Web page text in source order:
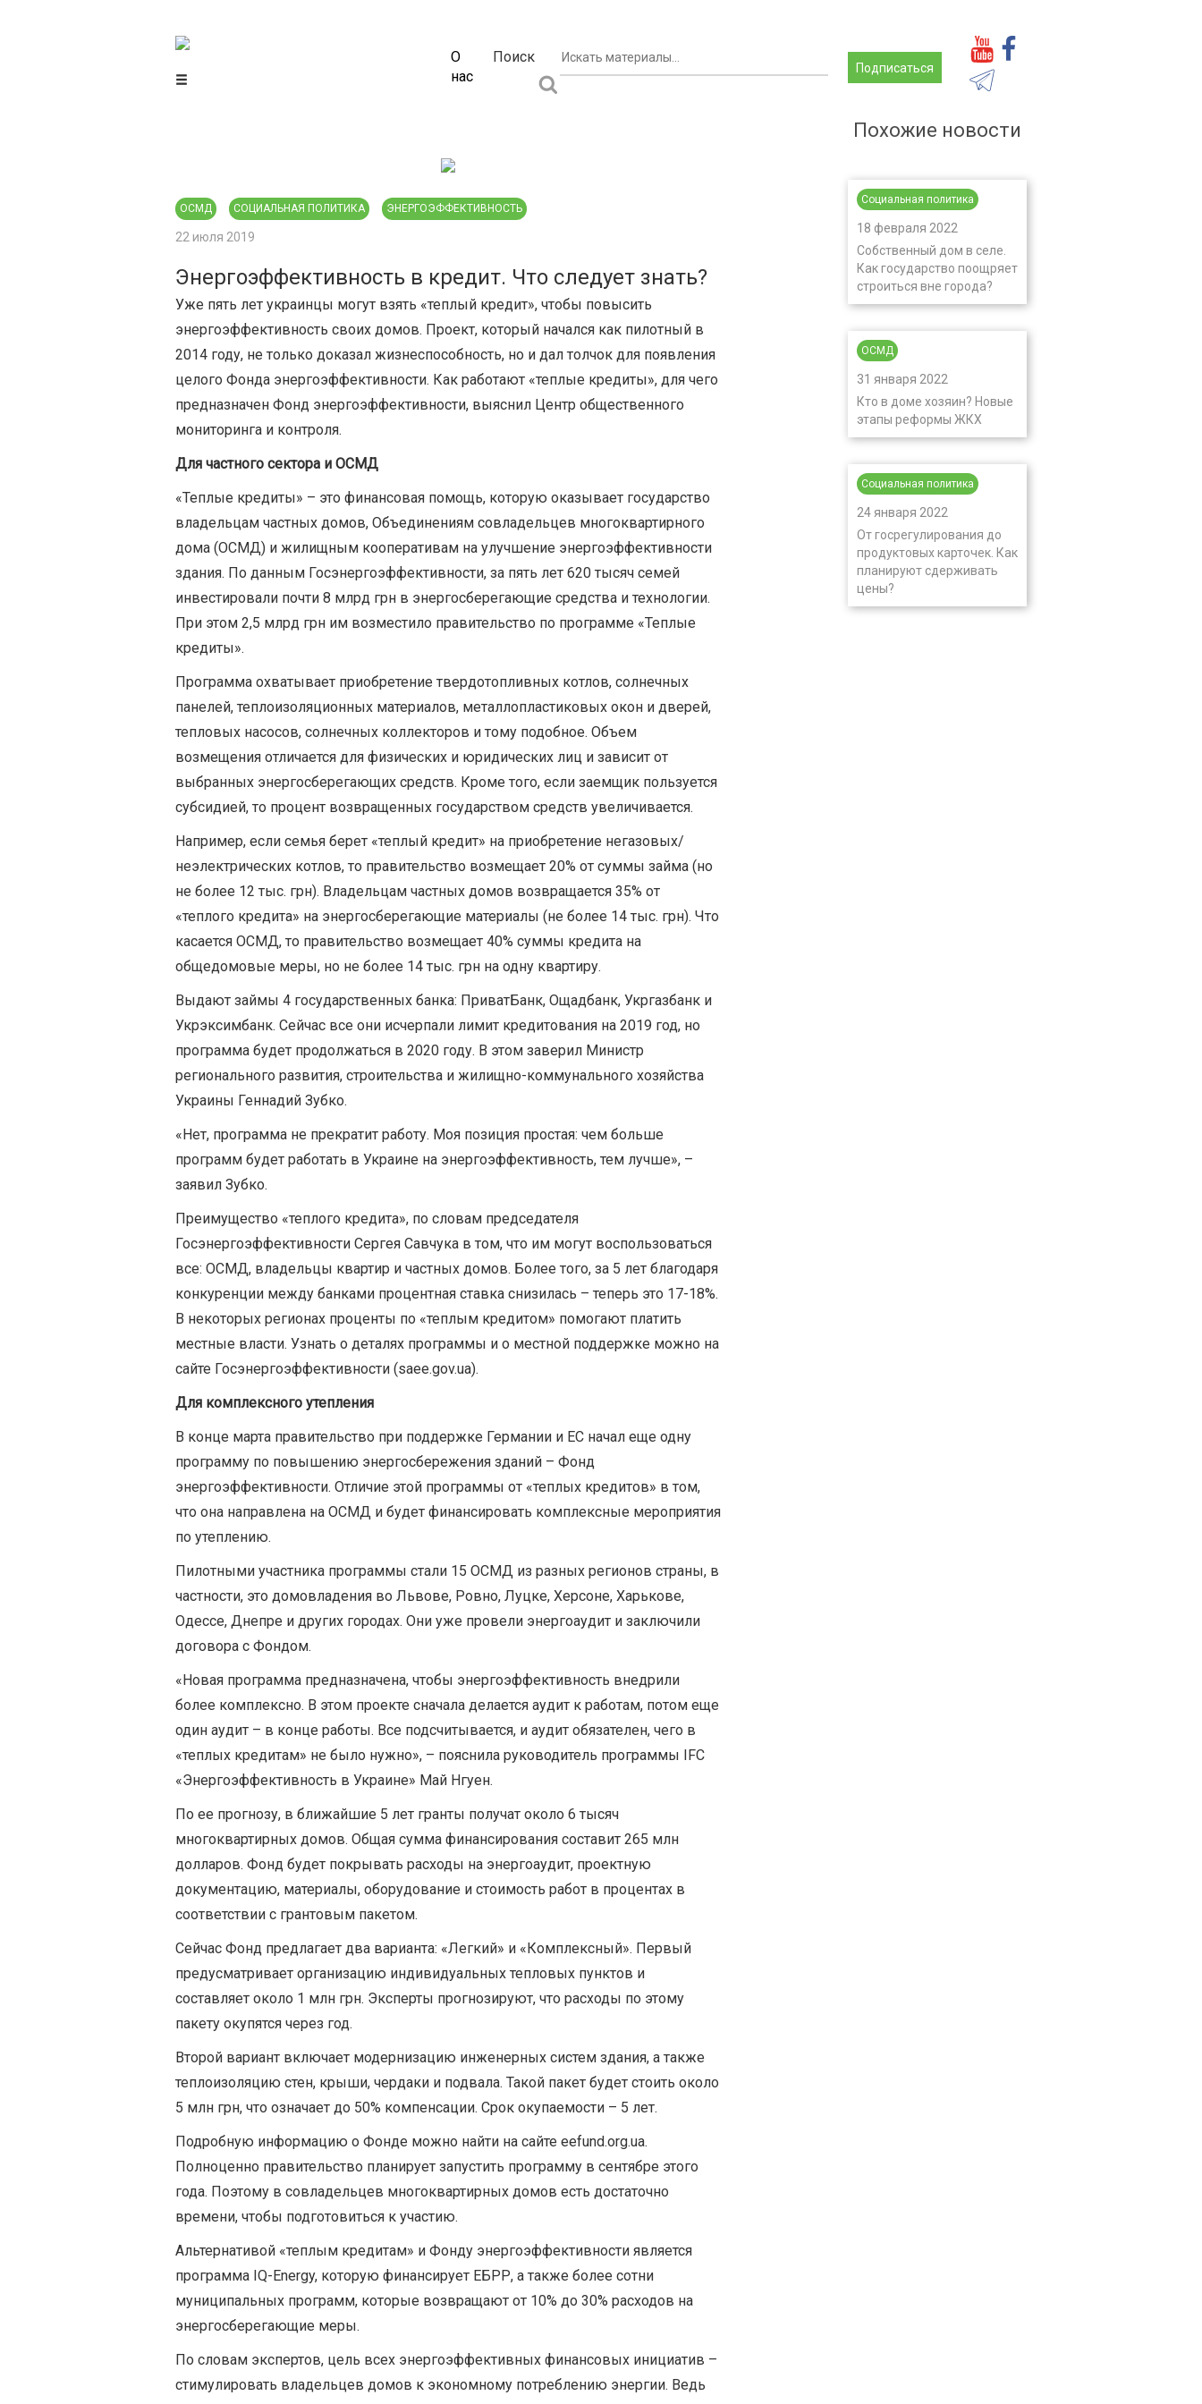
Центр гражданского мониторинга
О
нас
Поиск
Подписаться
ОСМД СОЦИАЛЬНАЯ ПОЛИТИКА ЭНЕРГОЭФФЕКТИВНОСТЬ
22 июля 2019
Энергоэффективность в кредит. Что следует знать?
Уже пять лет украинцы могут взять «теплый кредит», чтобы повысить
энергоэффективность своих домов. Проект, который начался как пилотный в
2014 году, не только доказал жизнеспособность, но и дал толчок для появления
целого Фонда энергоэффективности. Как работают «теплые кредиты», для чего
предназначен Фонд энергоэффективности, выяснил Центр общественного
мониторинга и контроля.
Для частного сектора и ОСМД
«Теплые кредиты» – это финансовая помощь, которую оказывает государство
владельцам частных домов, Объединениям совладельцев многоквартирного
дома (ОСМД) и жилищным кооперативам на улучшение энергоэффективности
здания. По данным Госэнергоэффективности, за пять лет 620 тысяч семей
инвестировали почти 8 млрд грн в энергосберегающие средства и технологии.
При этом 2,5 млрд грн им возместило правительство по программе «Теплые
кредиты».
Программа охватывает приобретение твердотопливных котлов, солнечных
панелей, теплоизоляционных материалов, металлопластиковых окон и дверей,
тепловых насосов, солнечных коллекторов и тому подобное. Объем
возмещения отличается для физических и юридических лиц и зависит от
выбранных энергосберегающих средств. Кроме того, если заемщик пользуется
субсидией, то процент возвращенных государством средств увеличивается.
Например, если семья берет «теплый кредит» на приобретение негазовых/
неэлектрических котлов, то правительство возмещает 20% от суммы займа (но
не более 12 тыс. грн). Владельцам частных домов возвращается 35% от
«теплого кредита» на энергосберегающие материалы (не более 14 тыс. грн). Что
касается ОСМД, то правительство возмещает 40% суммы кредита на
общедомовые меры, но не более 14 тыс. грн на одну квартиру.
Выдают займы 4 государственных банка: ПриватБанк, Ощадбанк, Укргазбанк и
Укрэксимбанк. Сейчас все они исчерпали лимит кредитования на 2019 год, но
программа будет продолжаться в 2020 году. В этом заверил Министр
регионального развития, строительства и жилищно-коммунального хозяйства
Украины Геннадий Зубко.
«Нет, программа не прекратит работу. Моя позиция простая: чем больше
программ будет работать в Украине на энергоэффективность, тем лучше», –
заявил Зубко.
Преимущество «теплого кредита», по словам председателя
Госэнергоэффективности Сергея Савчука в том, что им могут воспользоваться
все: ОСМД, владельцы квартир и частных домов. Более того, за 5 лет благодаря
конкуренции между банками процентная ставка снизилась – теперь это 17-18%.
В некоторых регионах проценты по «теплым кредитом» помогают платить
местные власти. Узнать о деталях программы и о местной поддержке можно на
сайте Госэнергоэффективности (saee.gov.ua).
Для комплексного утепления
В конце марта правительство при поддержке Германии и ЕС начал еще одну
программу по повышению энергосбережения зданий – Фонд
энергоэффективности. Отличие этой программы от «теплых кредитов» в том,
что она направлена ​​на ОСМД и будет финансировать комплексные мероприятия
по утеплению.
Пилотными участника программы стали 15 ОСМД из разных регионов страны, в
частности, это домовладения во Львове, Ровно, Луцке, Херсоне, Харькове,
Одессе, Днепре и других городах. Они уже провели энергоаудит и заключили
договора с Фондом.
«Новая программа предназначена, чтобы энергоэффективность внедрили
более комплексно. В этом проекте сначала делается аудит к работам, потом еще
один аудит – в конце работы. Все подсчитывается, и аудит обязателен, чего в
«теплых кредитам» не было нужно», – пояснила руководитель программы IFC
«Энергоэффективность в Украине» Май Нгуен.
По ее прогнозу, в ближайшие 5 лет гранты получат около 6 тысяч
многоквартирных домов. Общая сумма финансирования составит 265 млн
долларов. Фонд будет покрывать расходы на энергоаудит, проектную
документацию, материалы, оборудование и стоимость работ в процентах в
соответствии с грантовым пакетом.
Сейчас Фонд предлагает два варианта: «Легкий» и «Комплексный». Первый
предусматривает организацию индивидуальных тепловых пунктов и
составляет около 1 млн грн. Эксперты прогнозируют, что расходы по этому
пакету окупятся через год.
Второй вариант включает модернизацию инженерных систем здания, а также
теплоизоляцию стен, крыши, чердаки и подвала. Такой пакет будет стоить около
5 млн грн, что означает до 50% компенсации. Срок окупаемости – 5 лет.
Подробную информацию о Фонде можно найти на сайте eefund.org.ua.
Полноценно правительство планирует запустить программу в сентябре этого
года. Поэтому в совладельцев многоквартирных домов есть достаточно
времени, чтобы подготовиться к участию.
Альтернативой «теплым кредитам» и Фонду энергоэффективности является
программа IQ-Еnergy, которую финансирует ЕБРР, а также более сотни
муниципальных программ, которые возвращают от 10% до 30% расходов на
энергосберегающие меры.
По словам экспертов, цель всех энергоэффективных финансовых инициатив –
стимулировать владельцев домов к экономному потреблению энергии. Ведь
Похожие новости
Социальная политика
18 февраля 2022
Собственный дом в селе.
Как государство поощряет
строиться вне города?
ОСМД
31 января 2022
Кто в доме хозяин? Новые
этапы реформы ЖКХ
Социальная политика
24 января 2022
От госрегулирования до
продуктовых карточек. Как
планируют сдерживать
цены?